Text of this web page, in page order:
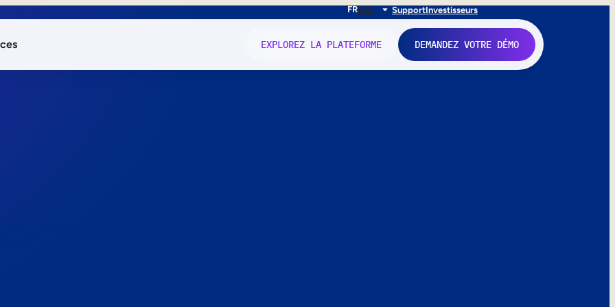
FRENIT SupportInvestisseurs
EXPLOREZ LA PLATEFORME DEMANDEZ VOTRE DÉMO